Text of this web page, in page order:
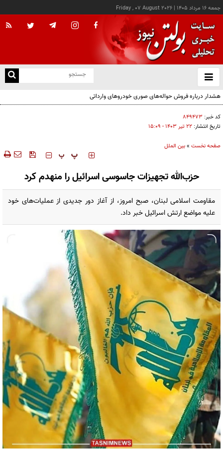
جمعه ۱۶ مرداد ۱۴۰۵ |
Friday , 07 August 2026
باز
و
هشدار درباره فروش حواله‌های صوری خودروهای وارداتی
کد خبر: ۸۴۹۴۷۳
تاریخ انتشار: ۲۲ تير ۱۴۰۳ - ۱۵:۰۹
صفحه نخست »بین الملل
‍‍‍ پ پ
حزب‌الله تجهیزات جاسوسی اسرائیل را منهدم کرد
مقاومت اسلامی لبنان، صبح امروز، از آغاز دور جدیدی از عملیات‌های خود
علیه مواضع ارتش اسرائیل خبر داد.